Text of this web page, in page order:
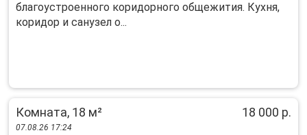
благоустроенного коридорного общежития. Кухня,
коридор и санузел о...
Комната, 18 м² 18 000 р.
07.08.26 17:24